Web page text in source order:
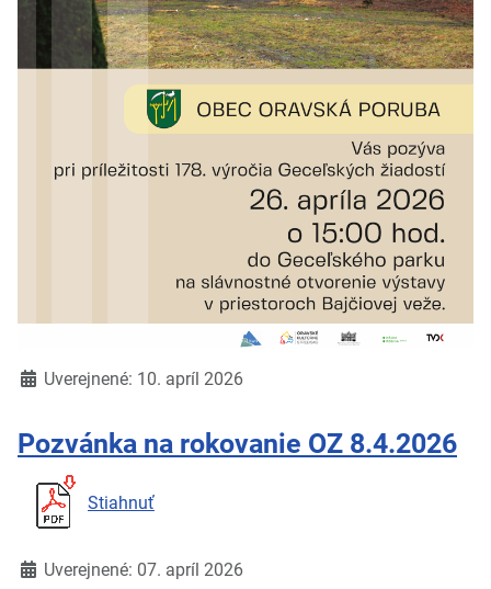
DetailyUverejnené: 10. apríl 2026
Pozvánka na rokovanie OZ 8.4.2026
Stiahnuť
DetailyUverejnené: 07. apríl 2026